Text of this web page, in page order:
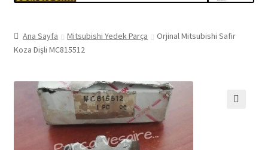
Ana Sayfa Mitsubishi Yedek Parça
Orjinal Mitsubishi Safir
Koza Dişli MC815512